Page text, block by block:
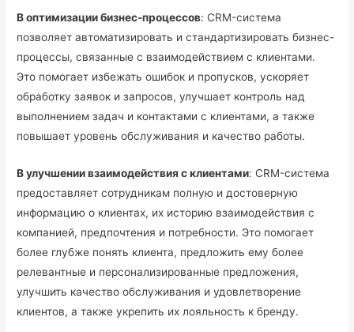
В оптимизации бизнес-процессов: CRM-система
позволяет автоматизировать и стандартизировать бизнес-
процессы, связанные с взаимодействием с клиентами.
Это помогает избежать ошибок и пропусков, ускоряет
обработку заявок и запросов, улучшает контроль над
выполнением задач и контактами с клиентами, а также
повышает уровень обслуживания и качество работы.
В улучшении взаимодействия с клиентами: CRM-система
предоставляет сотрудникам полную и достоверную
информацию о клиентах, их историю взаимодействия с
компанией, предпочтения и потребности. Это помогает
более глубже понять клиента, предложить ему более
релевантные и персонализированные предложения,
улучшить качество обслуживания и удовлетворение
клиентов, а также укрепить их лояльность к бренду.